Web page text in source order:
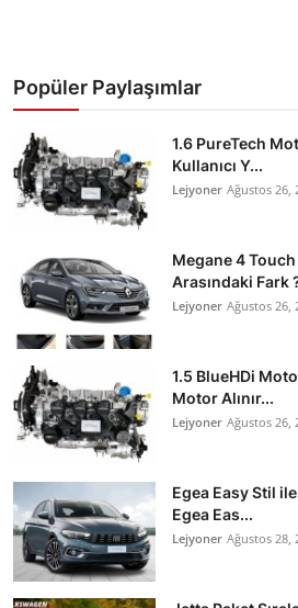
Popüler Paylaşımlar
1.6 PureTech
Kullanıcı Y...
Lejyoner Ağustos 26,
Megane 4
Arasındaki Fark
Lejyoner Ağustos 26,
1.5 BlueHDi
Motor Alınır...
Lejyoner Ağustos 26,
Egea Easy Stil
Egea Eas...
Lejyoner Ağustos 28,